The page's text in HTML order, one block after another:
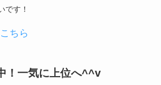
です！
ちら
！一気に上位へ^^v